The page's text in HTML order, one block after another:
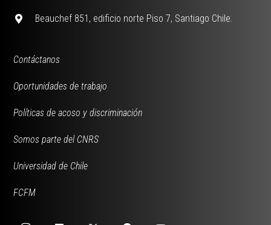
Beauchef 851, edificio norte Piso 7, Santiago Chile.
Contáctanos
Oportunidades de trabajo
Políticas de acoso y discriminación
Somos parte del CNRS
Universidad de Chile
FCFM